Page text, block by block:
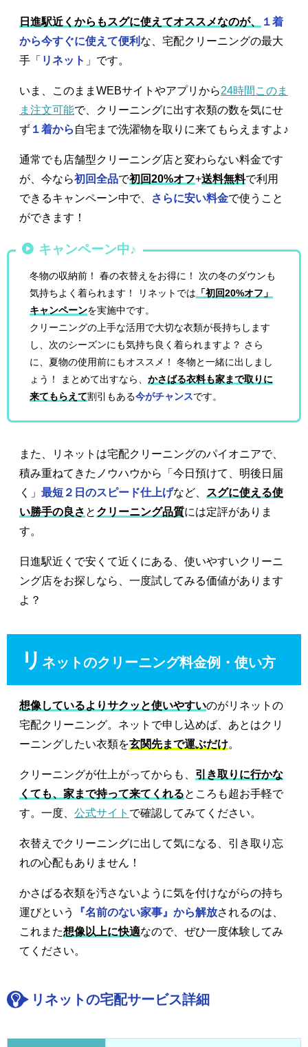
日進駅近くからもスグに使えてオススメなのが、
１着
から今すぐに使えて便利 な、宅配クリーニングの最大
手「 リネット 」です。
いま、このままWEBサイトやアプリから24時間このま
ま注文可能で、クリーニングに出す衣類の数を気にせ
ず １着から 自宅まで洗濯物を取りに来てもらえますよ♪
通常でも店舗型クリーニング店と変わらない料金です
が、今なら初回全品で初回20%オフ+送料無料で利用
できるキャンペーン中で、
さらに安い料金で使うこと
ができます！
キャンペーン中♪
冬物の収納前！ 春の衣替えをお得に！ 次の冬のダウンも
気持ちよく着られます！ リネットでは 「初回20%オフ」
キャンペーンを実施中です。
クリーニングの上手な活用で大切な衣類が長持ちします
し、次のシーズンにも気持ち良く着られますよ？ さら
に、夏物の使用前にもオススメ！ 冬物と一緒に出しまし
ょう！ まとめて出すなら、かさばる衣料も家まで取りに
来てもらえて割引もある今がチャンスです。
また、リネットは宅配クリーニングのパイオニアで、
積み重ねてきたノウハウから「今日預けて、明後日届
く」 最短２日のスピード仕上げなど、
スグに使える使
い勝手の良さ と クリーニング品質には定評がありま
す。
日進駅近くで安くて近くにある、使いやすいクリーニ
ング店をお探しなら、一度試してみる価値があります
よ？
リ ネットのクリーニング料金例・使い方
想像しているよりサクッと使いやすいのがリネットの
宅配クリーニング。ネットで申し込めば、あとはクリ
ーニングしたい衣類を玄関先まで運ぶだけ。
クリーニングが仕上がってからも、 引き取りに行かな
くても、家まで持って来てくれるところも超お手軽で
す。一度、 公式サイト で確認してみてください。
衣替えでクリーニングに出して気になる、引き取り忘
れの心配もありません！
かさばる衣類を汚さないように気を付けながらの持ち
運びという
『名前のない家事』から解放されるのは、
これまた想像以上に快適なので、ぜひ一度体験してみ
てください。
リネットの宅配サービス詳細